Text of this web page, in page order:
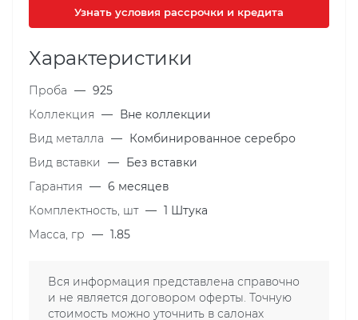
Узнать условия рассрочки и кредита
Характеристики
Проба — 925
Коллекция — Вне коллекции
Вид металла — Комбинированное серебро
Вид вставки
— Без вставки
Гарантия — 6 месяцев
Комплектность, шт — 1 Штука
Масса, гр — 1.85
Вся информация представлена справочно
и не является договором оферты. Точную
стоимость можно уточнить в салонах